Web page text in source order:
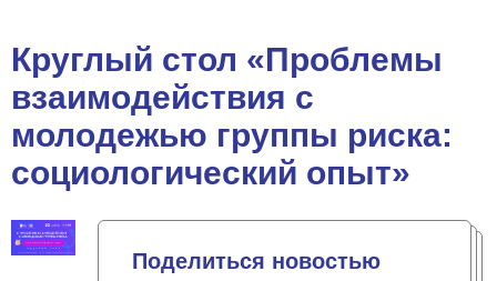
Круглый стол «Проблемы
взаимодействия с
молодежью группы риска:
социологический опыт»
Поделиться новостью